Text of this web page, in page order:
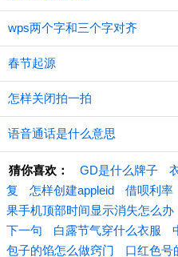
wps两个字和三个字对齐
春节起源
怎样关闭拍一拍
语音通话是什么意思
猜你喜欢： GD是什么牌子
复
怎样创建appleid 借呗利率
果手机顶部时间显示消失怎么办
下一句
白露节气穿什么衣服
包子的馅怎么做窍门
口红色号